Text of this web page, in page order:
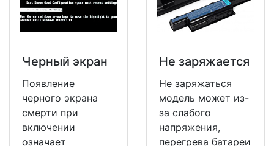
Черный экран
Появление
черного экрана
смерти при
включении
означает
Не заряжается
Не заряжаться
модель может из-
за слабого
напряжения,
перегрева батареи